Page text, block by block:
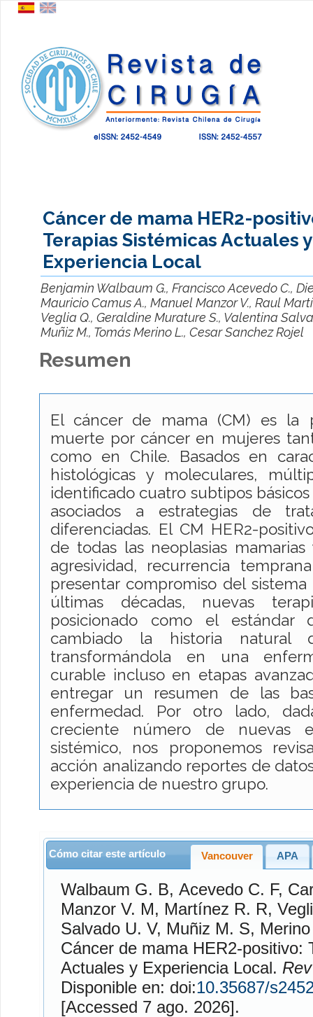
Cáncer de mama HER2-
Terapias Sistémicas Actuales y
Experiencia Local
Benjamin Walbaum G., Francisco Acevedo C.,
Mauricio Camus A., Manuel Manzor V., Raul
Veglia Q., Geraldine Murature S., Valentina
Muñiz M., Tomás Merino L., Cesar Sanchez Rojel
Resumen
El cáncer de mama (CM) es la
muerte por cáncer en mujeres
como en Chile. Basados en
histológicas y moleculares,
identificado cuatro subtipos
asociados a estrategias de
diferenciadas. El CM HER2-
de todas las neoplasias
agresividad, recurrencia
presentar compromiso del
últimas décadas, nuevas
posicionado como el
cambiado la historia natural
transformándola en una
curable incluso en etapas
entregar un resumen de las
enfermedad. Por otro lado,
creciente número de nuevas
sistémico, nos proponemos
acción analizando reportes de
experiencia de nuestro grupo.
Cómo citar este artículo Vancouver APA
Walbaum G. B, Acevedo C. F,
Manzor V. M, Martínez R. R,
Salvado U. V, Muñiz M. S,
Cáncer de mama HER2-positivo:
Actuales y Experiencia Local.
Disponible en: doi:10.35687/
[Accessed 7 ago. 2026].